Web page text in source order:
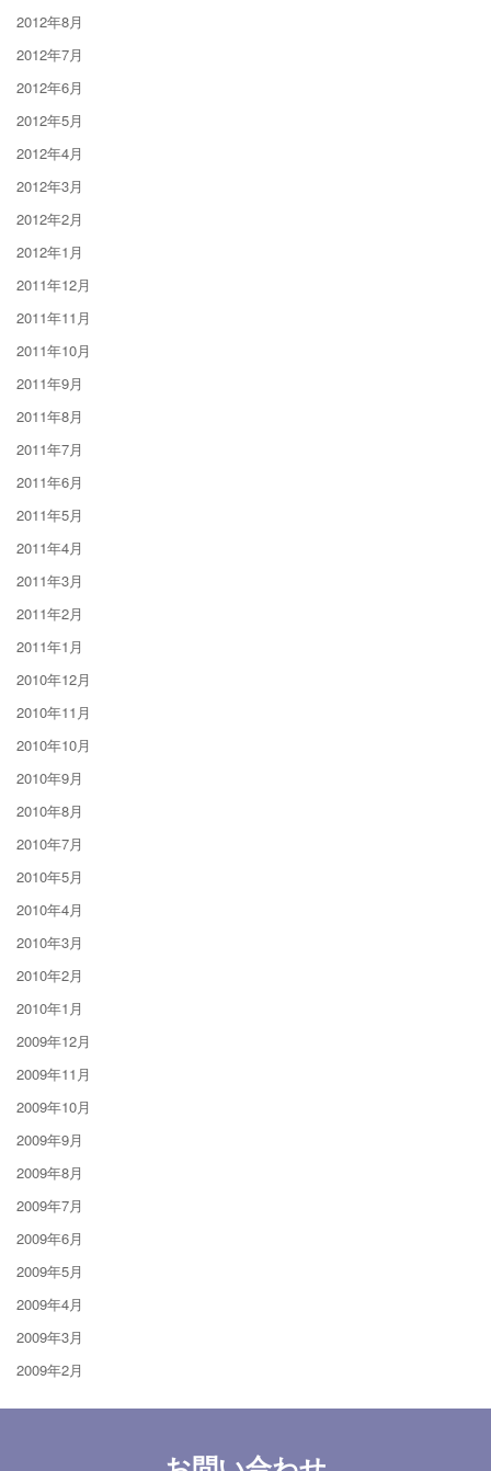
2012年8月
2012年7月
2012年6月
2012年5月
2012年4月
2012年3月
2012年2月
2012年1月
2011年12月
2011年11月
2011年10月
2011年9月
2011年8月
2011年7月
2011年6月
2011年5月
2011年4月
2011年3月
2011年2月
2011年1月
2010年12月
2010年11月
2010年10月
2010年9月
2010年8月
2010年7月
2010年5月
2010年4月
2010年3月
2010年2月
2010年1月
2009年12月
2009年11月
2009年10月
2009年9月
2009年8月
2009年7月
2009年6月
2009年5月
2009年4月
2009年3月
2009年2月